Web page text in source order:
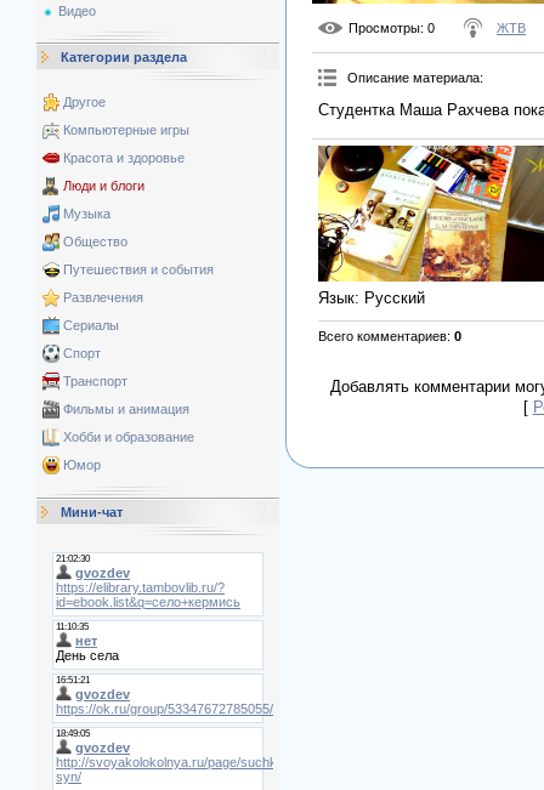
Видео
Категории раздела
Другое
Компьютерные игры
Красота и здоровье
Люди и блоги
Музыка
Общество
Путешествия и события
Развлечения
Сериалы
Спорт
Транспорт
Фильмы и анимация
Хобби и образование
Юмор
Мини-чат
Просмотры: 0 ЖТВ
Описание материала:
Студентка Маша Рахчева
Язык: Русский
Всего комментариев: 0
Добавлять комментарии
[